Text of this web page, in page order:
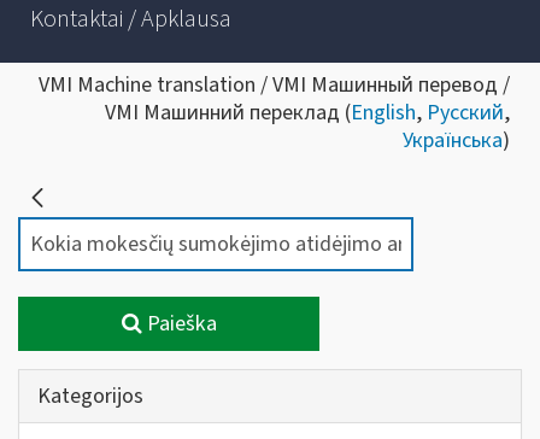
Kontaktai / Apklausa
VMI Machine translation / VMI Машинный перевод /
VMI Машинний переклад (English, Русский,
Українська)
Paieška
Kategorijos